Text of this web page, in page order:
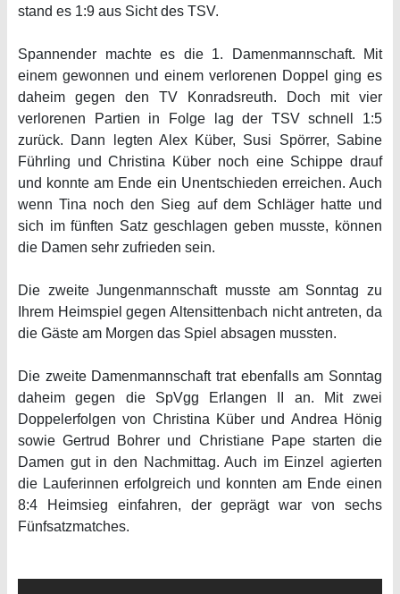
stand es 1:9 aus Sicht des TSV.
Spannender machte es die 1. Damenmannschaft. Mit
einem gewonnen und einem verlorenen Doppel ging es
daheim gegen den TV Konradsreuth. Doch mit vier
verlorenen Partien in Folge lag der TSV schnell 1:5
zurück. Dann legten Alex Küber, Susi Spörrer, Sabine
Führling und Christina Küber noch eine Schippe drauf
und konnte am Ende ein Unentschieden erreichen. Auch
wenn Tina noch den Sieg auf dem Schläger hatte und
sich im fünften Satz geschlagen geben musste, können
die Damen sehr zufrieden sein.
Die zweite Jungenmannschaft musste am Sonntag zu
Ihrem Heimspiel gegen Altensittenbach nicht antreten, da
die Gäste am Morgen das Spiel absagen mussten.
Die zweite Damenmannschaft trat ebenfalls am Sonntag
daheim gegen die SpVgg Erlangen II an. Mit zwei
Doppelerfolgen von Christina Küber und Andrea Hönig
sowie Gertrud Bohrer und Christiane Pape starten die
Damen gut in den Nachmittag. Auch im Einzel agierten
die Lauferinnen erfolgreich und konnten am Ende einen
8:4 Heimsieg einfahren, der geprägt war von sechs
Fünfsatzmatches.